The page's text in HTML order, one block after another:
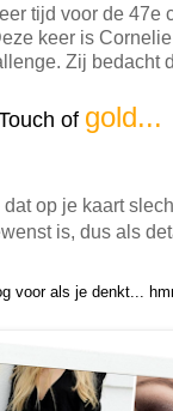
tijd voor de 47e
keer is
Zij bedacht
of gold...
op je kaart
is, dus als
voor als je denkt...